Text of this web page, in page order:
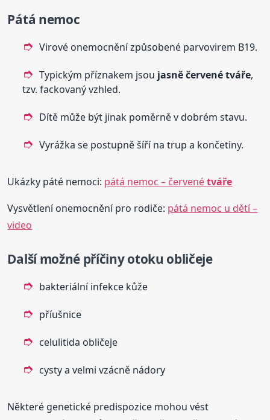
Pátá nemoc
Virové onemocnění způsobené parvovirem B19.
Typickým příznakem jsou jasně červenétváře,
tzv. fackovaný vzhled.
Dítě může být jinak poměrně v dobrém stavu.
Vyrážka se postupně šíří na trup a končetiny.
Ukázky páté nemoci: pátá nemoc – červenétváře
Vysvětlení onemocnění pro rodiče: pátá nemoc u dětí –
video
Další možné příčiny otoku obličeje
bakteriální infekce kůže
příušnice
celulitida obličeje
cysty a velmi vzácně nádory
Některé genetické predispozice mohou vést